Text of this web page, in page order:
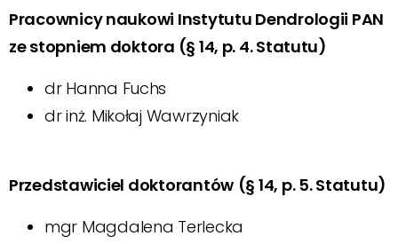
Pracownicy naukowi Instytutu Dendrologii PAN
ze stopniem doktora (§ 14, p. 4. Statutu)
dr Hanna Fuchs
dr inż. Mikołaj Wawrzyniak
Przedstawiciel doktorantów (§ 14, p. 5. Statutu)
mgr Magdalena Terlecka